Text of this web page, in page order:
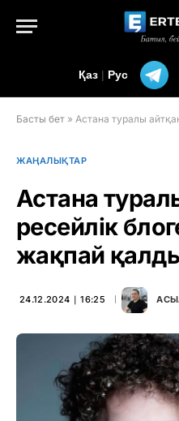
Қаз | Рус
Басты бет » Астана туралы айтқан
ЖАҢАЛЫҚТАР
Астана
ресейлік
жақпай
24.12.2024 ∣ 16:25